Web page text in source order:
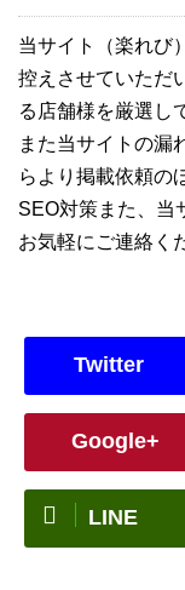
当サイト（楽れび
控えさせていただ
る店舗様を厳選し
また当サイトの漏
らより掲載依頼の
SEO対策また、当
お気軽にご連絡く
Twitter
Google+
LINE